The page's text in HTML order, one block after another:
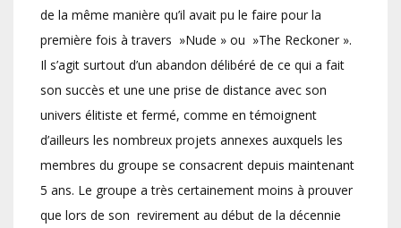
de la même manière qu’il avait pu le faire pour la
première fois à travers »Nude » ou »The Reckoner ».
Il s’agit surtout d’un abandon délibéré de ce qui a fait
son succès et une une prise de distance avec son
univers élitiste et fermé, comme en témoignent
d’ailleurs les nombreux projets annexes auxquels les
membres du groupe se consacrent depuis maintenant
5 ans. Le groupe a très certainement moins à prouver
que lors de son revirement au début de la décennie